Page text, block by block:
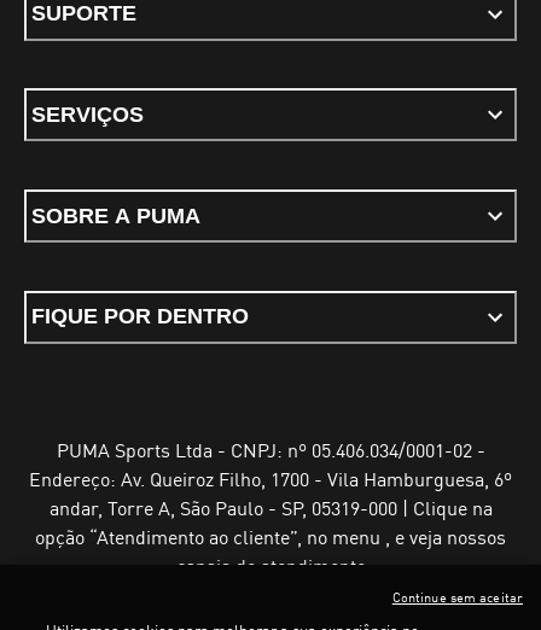
SUPORTE
SERVIÇOS
SOBRE A PUMA
FIQUE POR DENTRO
PUMA Sports Ltda - CNPJ: nº 05.406.034/0001-02 -
Endereço: Av. Queiroz Filho, 1700 - Vila Hamburguesa, 6º
andar, Torre A, São Paulo - SP, 05319-000 | Clique na
opção “Atendimento ao cliente”, no menu , e veja nossos
canais de atendimento
Continue sem aceitar